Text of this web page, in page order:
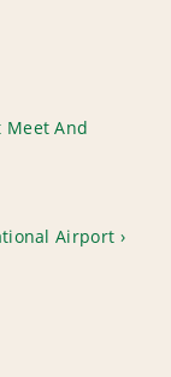
And
Airport